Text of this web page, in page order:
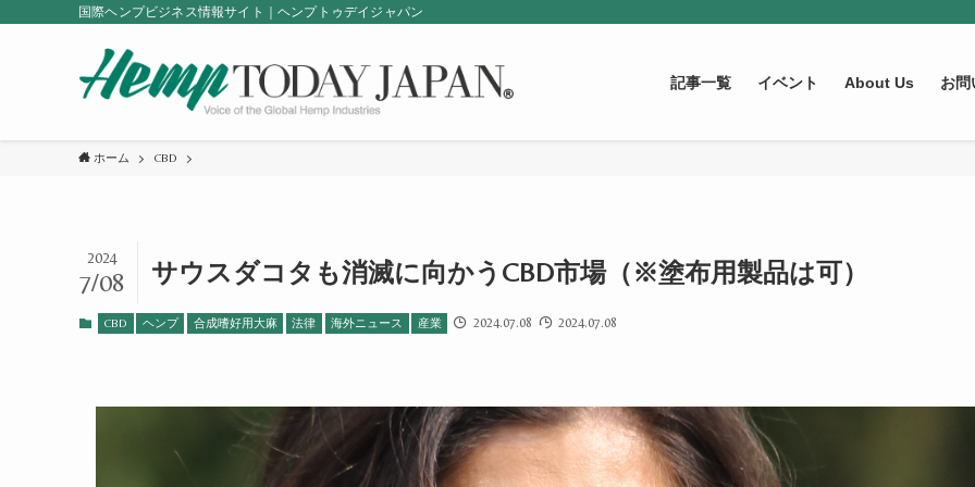
国際ヘンプビジネス情報サイト｜ヘンプトゥデイジャパン
記事一覧 イベント About Us お問
ホーム CBD
サウスダコタも消滅に向かうCBD市場（※塗布用製品は可）
2024
7/08
CBD ヘンプ 合成嗜好用大麻 法律 海外ニュース 産業 2024.07.08 2024.07.08